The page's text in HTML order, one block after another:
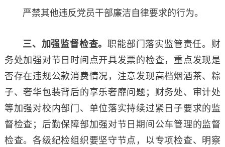
严禁其他违反党员干部廉洁自律要求的行为。
三、加强监督检查。职能部门落实监管责任。财
务处加强对节日时间点开具发票的检查，重点发现是
否存在违规公款消费情况，注意发现高档烟酒茶、粽
子、奢华包装背后的享乐奢靡问题；财务处、审计处
等加强对校内部门、单位落实持续过紧日子要求的监
督检查；后勤保障部加强对节日期间公车管理的监督
检查。各级纪检组织要坚守节点，以专项检查、明察